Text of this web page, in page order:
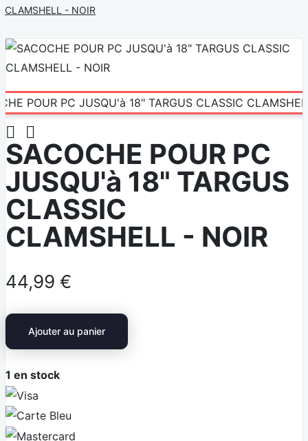
CLAMSHELL - NOIR
 
SACOCHE POUR PC
JUSQU'à 18" TARGUS
CLASSIC
CLAMSHELL - NOIR
44,99 €
Ajouter au panier
1 en stock
i
s
a